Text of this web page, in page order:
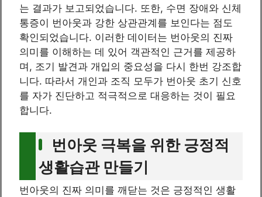
는 결과가 보고되었습니다. 또한, 수면 장애와 신체
통증이 번아웃과 강한 상관관계를 보인다는 점도
확인되었습니다. 이러한 데이터는 번아웃의 진짜
의미를 이해하는 데 있어 객관적인 근거를 제공하
며, 조기 발견과 개입의 중요성을 다시 한번 강조합
니다. 따라서 개인과 조직 모두가 번아웃 초기 신호
를 자가 진단하고 적극적으로 대응하는 것이 필요
합니다.
번아웃 극복을 위한 긍정적
생활습관 만들기
번아웃의 진짜 의미를 깨닫는 것은 긍정적인 생활